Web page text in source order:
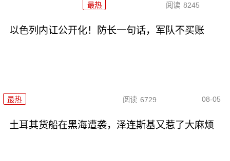
最热 阅读 8245
以色列内讧公开化！防长一句话，军队不买账
最热 阅读 6729 08-05
土耳其货船在黑海遭袭，泽连斯基又惹了大麻烦